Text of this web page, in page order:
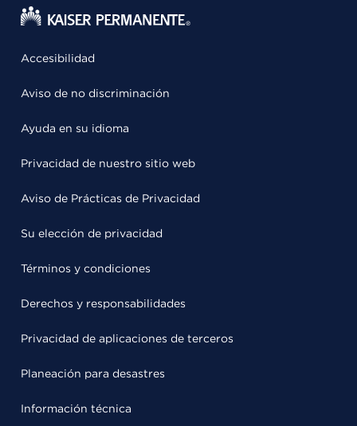
Accesibilidad
Aviso de no discriminación
Ayuda en su idioma
Privacidad de nuestro sitio web
Aviso de Prácticas de Privacidad
Su elección de privacidad
Términos y condiciones
Derechos y responsabilidades
Privacidad de aplicaciones de terceros
Planeación para desastres
Información técnica